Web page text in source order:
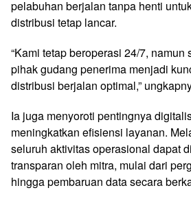
pelabuhan berjalan tanpa henti
distribusi tetap lancar.
“Kami tetap beroperasi 24/7,
pihak gudang penerima menjadi
distribusi berjalan optimal,”
Ia juga menyoroti pentingnya
meningkatkan efisiensi layanan.
seluruh aktivitas operasional dapat
transparan oleh mitra, mulai dari
hingga pembaruan data secara